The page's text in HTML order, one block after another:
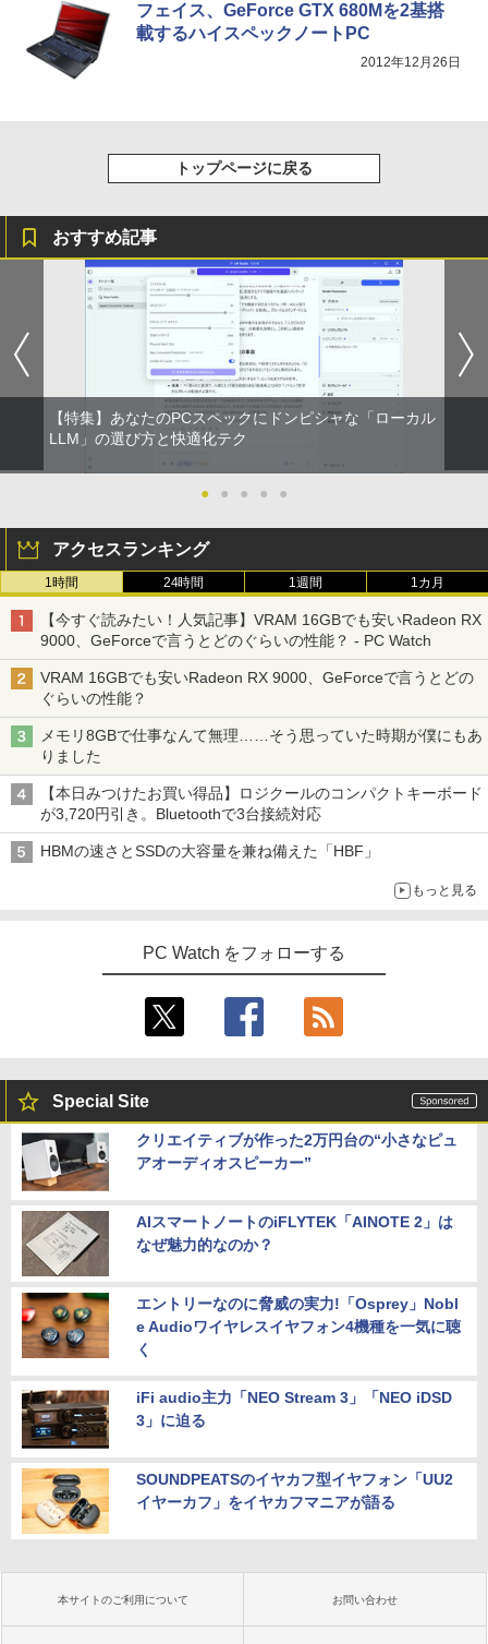
フェイス、GeForce GTX 680Mを2基搭
載するハイスペックノートPC
2012年12月26日
トップページに戻る
おすすめ記事
【特集】あなたのPCスペックにドンピシャな「ローカル
LLM」の選び方と快適化テク
● ● ● ● ●
アクセスランキング
1時間 24時間 1週間 1カ月
【今すぐ読みたい！人気記事】VRAM 16GBでも安いRadeon RX
9000、GeForceで言うとどのぐらいの性能？ - PC Watch
VRAM 16GBでも安いRadeon RX 9000、GeForceで言うとどの
ぐらいの性能？
メモリ8GBで仕事なんて無理……そう思っていた時期が僕にもあ
りました
【本日みつけたお買い得品】ロジクールのコンパクトキーボード
が3,720円引き。Bluetoothで3台接続対応
HBMの速さとSSDの大容量を兼ね備えた「HBF」
もっと見る
PC Watch をフォローする
Special Site
クリエイティブが作った2万円台の“小さなピュ
アオーディオスピーカー”
AIスマートノートのiFLYTEK「AINOTE 2」は
なぜ魅力的なのか？
エントリーなのに脅威の実力!「Osprey」Nobl
e Audioワイヤレスイヤフォン4機種を一気に聴
く
iFi audio主力「NEO Stream 3」「NEO iDSD
3」に迫る
SOUNDPEATSのイヤカフ型イヤフォン「UU2
イヤーカフ」をイヤカフマニアが語る
本サイトのご利用について お問い合わせ